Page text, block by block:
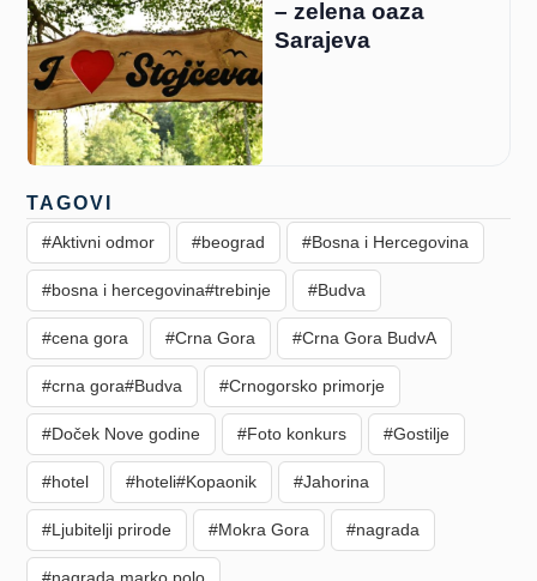
– zelena oaza
Sarajeva
TAGOVI
#Aktivni odmor #beograd #Bosna i Hercegovina
#bosna i hercegovina#trebinje #Budva
#cena gora #Crna Gora #Crna Gora BudvA
#crna gora#Budva #Crnogorsko primorje
#Doček Nove godine #Foto konkurs #Gostilje
#hotel #hoteli#Kopaonik #Jahorina
#Ljubitelji prirode #Mokra Gora #nagrada
#nagrada marko polo